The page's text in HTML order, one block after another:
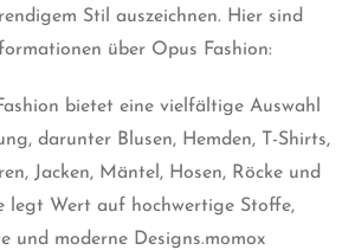
Stil auszeichnen. Hier sind
über Opus Fashion:
bietet eine vielfältige Auswahl
darunter Blusen, Hemden, T-Shirts,
Jacken, Mäntel, Hosen, Röcke und
legt Wert auf hochwertige Stoffe,
und moderne Designs.momox